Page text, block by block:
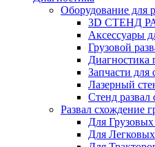
Оборудование для
3D СТЕНД
Аксессуары
Грузовой
Диагностика
Запчасти для
Лазерный
Стенд
Развал схождение
Для
Для